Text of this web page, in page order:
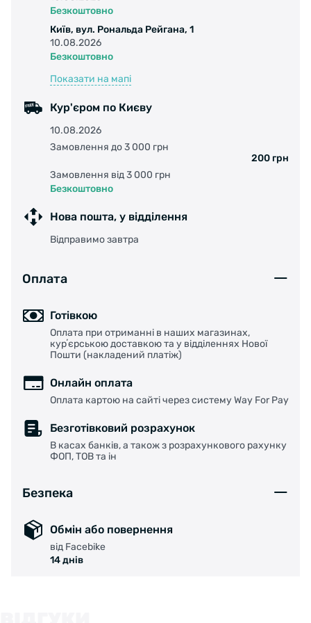
Безкоштовно
Київ, вул. Рональда Рейгана, 1
10.08.2026
Безкоштовно
Показати на мапі
Кур'єром по Києву
10.08.2026
Замовлення до 3 000 грн
200 грн
Замовлення від 3 000 грн
Безкоштовно
Нова пошта, у відділення
Відправимо завтра
Оплата
Готівкою
Оплата при отриманні в наших магазинах,
курʼєрською доставкою та у відділеннях Нової
Пошти (накладений платіж)
Онлайн оплата
Оплата картою на сайті через систему Way For Pay
Безготівковий розрахунок
В касах банків, а також з розрахункового рахунку
ФОП, ТОВ та ін
Безпека
Обмін або повернення
від Facebike
14 днів